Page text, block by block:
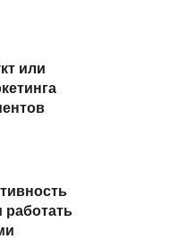
или